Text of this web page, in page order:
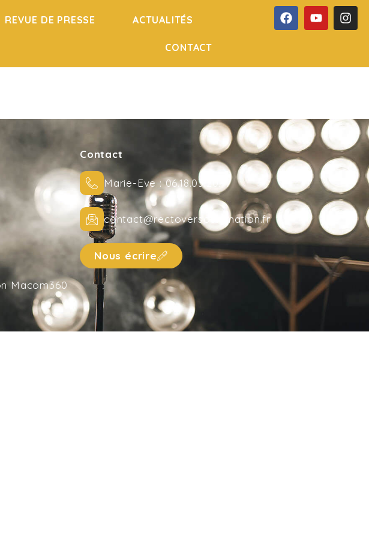
REVUE DE PRESSE ACTUALITÉS
CONTACT
Contact
Marie-Eve : 06.18.03.20.47
contact@rectoversoanimation.fr
Nous écrire
Macom360